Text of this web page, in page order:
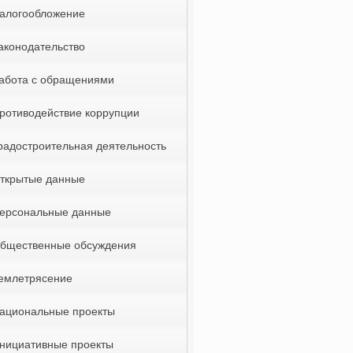
с обращениями
коррупции
деятельность
данные
данные
обсуждения
проекты
проекты